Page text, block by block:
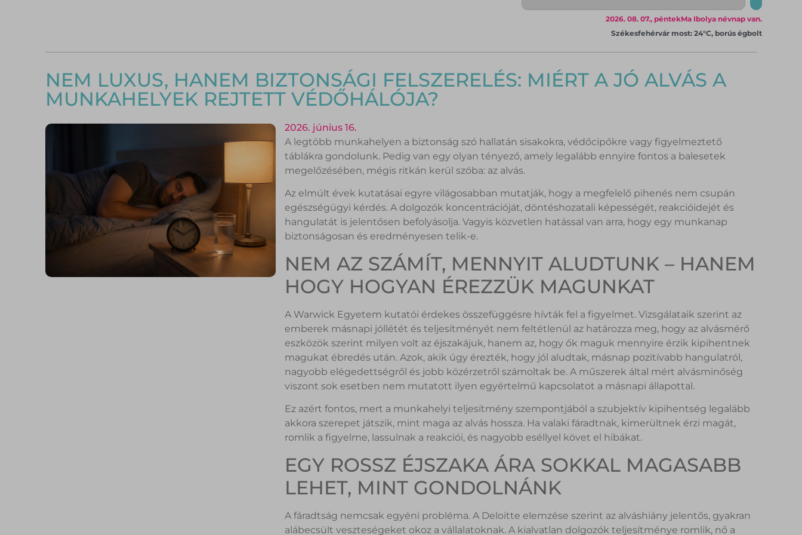
Ma Ibolya névnap van.
2026. 08. 07., péntek
Székesfehérvár most: 24°C, borús égbolt
NEM LUXUS, HANEM BIZTONSÁGI FELSZERELÉS: MIÉRT A JÓ ALVÁS A
MUNKAHELYEK REJTETT VÉDŐHÁLÓJA?
2026. június 16.
A legtöbb munkahelyen a biztonság szó hallatán sisakokra, védőcipőkre vagy figyelmeztető
táblákra gondolunk. Pedig van egy olyan tényező, amely legalább ennyire fontos a balesetek
megelőzésében, mégis ritkán kerül szóba: az alvás.
Az elmúlt évek kutatásai egyre világosabban mutatják, hogy a megfelelő pihenés nem csupán
egészségügyi kérdés. A dolgozók koncentrációját, döntéshozatali képességét, reakcióidejét és
hangulatát is jelentősen befolyásolja. Vagyis közvetlen hatással van arra, hogy egy munkanap
biztonságosan és eredményesen telik-e.
NEM AZ SZÁMÍT, MENNYIT ALUDTUNK – HANEM
HOGY HOGYAN ÉREZZÜK MAGUNKAT
A Warwick Egyetem kutatói érdekes összefüggésre hívták fel a figyelmet. Vizsgálataik szerint az
emberek másnapi jóllétét és teljesítményét nem feltétlenül az határozza meg, hogy az alvásmérő
eszközök szerint milyen volt az éjszakájuk, hanem az, hogy ők maguk mennyire érzik kipihentnek
magukat ébredés után. Azok, akik úgy érezték, hogy jól aludtak, másnap pozitívabb hangulatról,
nagyobb elégedettségről és jobb közérzetről számoltak be. A műszerek által mért alvásminőség
viszont sok esetben nem mutatott ilyen egyértelmű kapcsolatot a másnapi állapottal.
Ez azért fontos, mert a munkahelyi teljesítmény szempontjából a szubjektív kipihentség legalább
akkora szerepet játszik, mint maga az alvás hossza. Ha valaki fáradtnak, kimerültnek érzi magát,
romlik a figyelme, lassulnak a reakciói, és nagyobb eséllyel követ el hibákat.
EGY ROSSZ ÉJSZAKA ÁRA SOKKAL MAGASABB
LEHET, MINT GONDOLNÁNK
A fáradtság nemcsak egyéni probléma. A Deloitte elemzése szerint az alváshiány jelentős, gyakran
alábecsült veszteségeket okoz a vállalatoknak. A kialvatlan dolgozók teljesítménye romlik, nő a